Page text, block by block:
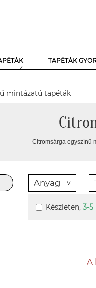
TAPÉTÁK
mintázatú tapéták
Citromsárga egyszínű
Anyag
Készleten, 3-5
A